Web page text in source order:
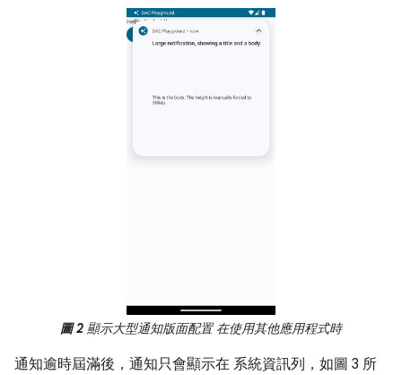
圖 2 顯示大型通知版面配置 在使用其他應用程式時
通知逾時屆滿後，通知只會顯示在 系統資訊列，如圖 3 所